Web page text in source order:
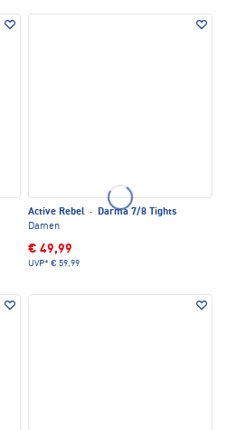
Active Rebel ·
Darma 7/8 Tights
Damen
€ 49,99
UVP* € 59,99